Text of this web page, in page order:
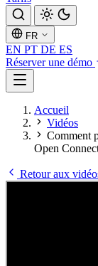
FR
EN PT DE ES
Réserver une démo
Accueil
Vidéos
Comment
Open
Retour aux